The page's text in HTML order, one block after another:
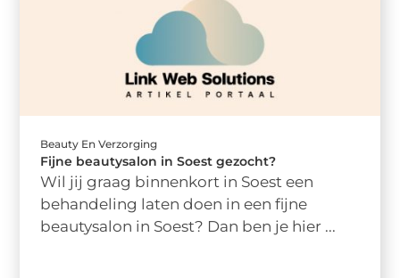
Beauty En Verzorging
Fijne beautysalon in Soest gezocht?
Wil jij graag binnenkort in Soest een
behandeling laten doen in een fijne
beautysalon in Soest? Dan ben je hier ...